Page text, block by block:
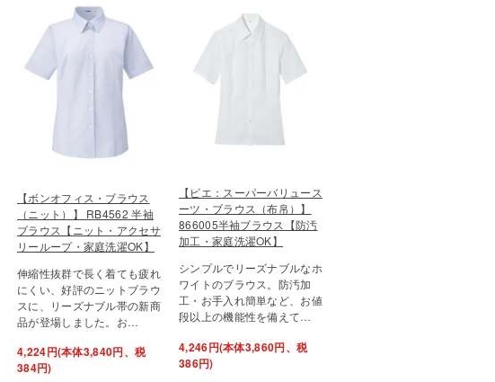
【ボンオフィス・ブラウス
（ニット）】 RB4562 半袖
ブラウス【ニット・アクセサ
リーループ・家庭洗濯OK】
伸縮性抜群で長く着ても疲れ
にくい、好評のニットブラウ
スに、リーズナブル帯の新商
品が登場しました。お…
4,224円(本体3,840円、税
384円)
【ピエ：スーパーバリュース
ーツ・ブラウス（布帛）】
866005半袖ブラウス【防汚
加工・家庭洗濯OK】
シンプルでリーズナブルなホ
ワイトのブラウス。防汚加
工・お手入れ簡単など、お値
段以上の機能性を備えて…
4,246円(本体3,860円、税
386円)